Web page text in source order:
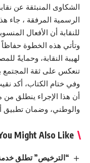
الشكاوى المنبثقة عن
الرسمية المرفقة ، جاء
للنقابة أن الأفعال
وتأتي هذه الخطوة
لهيبة النقابة، وحمايةً
تنعكس على ثقة المجتمع
وفي ختام الكتاب، أكد
أن هذا الإجراء ينطلق
والوطني، وضمان تطبيق
Might Also Like
“الترخيص” تطلق